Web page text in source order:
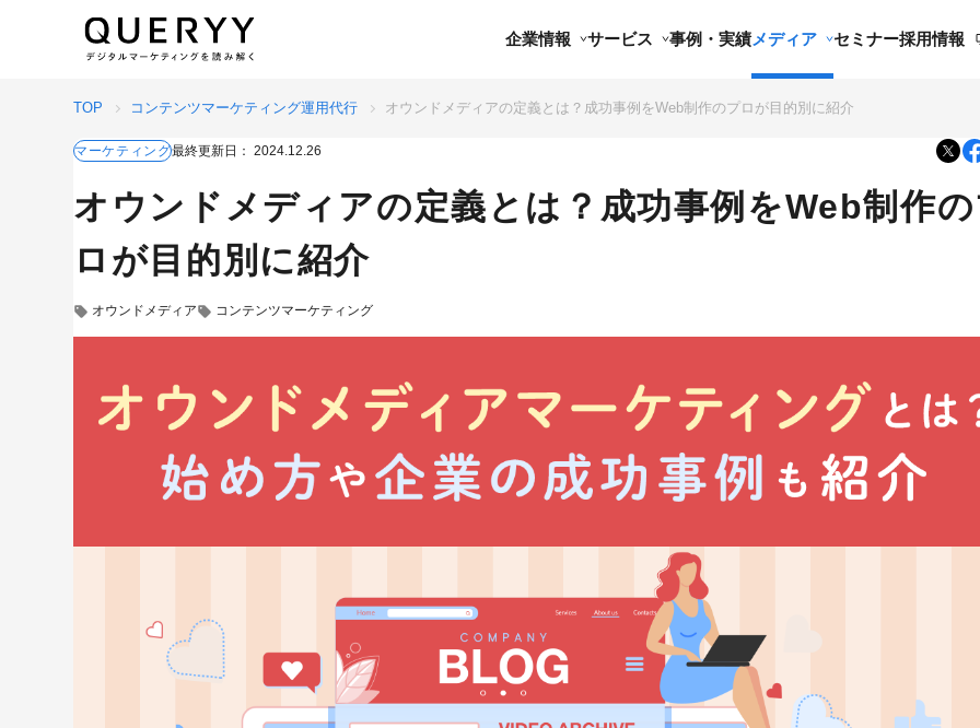
企業情報 サービス 事例・実績メディア セミナー採用情報
TOP コンテンツマーケティング運用代行 オウンドメディアの定義とは？成功事例をWeb制作のプロが目的別に紹介
マーケティング最終更新日： 2024.12.26
オウンドメディアの定義とは？成功事例をWeb制作
ロが目的別に紹介
オウンドメディア コンテンツマーケティング